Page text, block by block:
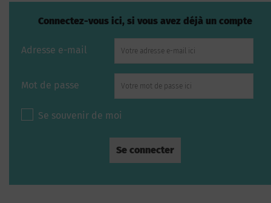
Connectez-vous ici, si vous avez déjà un compte
Adresse e-mail
Mot de passe
Se souvenir de moi